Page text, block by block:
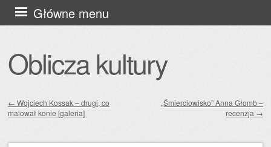
Oblicza kultury
Główne menu
Przejdź
do
Zobacz wpisy
← Wojciech Kossak – drugi, co
malował konie [galeria]
„Śmierciowisko” Anna Głomb –
recenzja →